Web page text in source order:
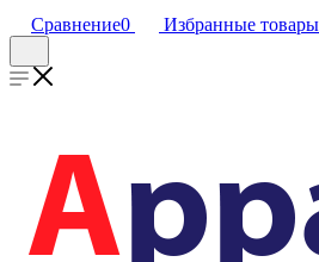
Сравнение0 Избранные товары